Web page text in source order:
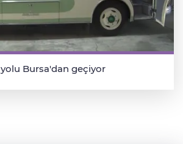
Bursa'dan geçiyor